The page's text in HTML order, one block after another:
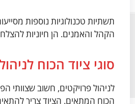
תשתיות טכנולוגיות נוספות
הקהל והאמנים. הן חיוניות
סוגי ציוד הכוח
לניהול פרויקטים, חשוב שצוותי
הכוח המתאים. הציוד צריך